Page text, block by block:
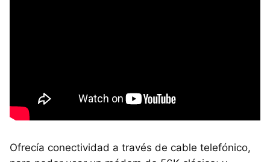
Ofrecía conectividad a través de cable telefónico,